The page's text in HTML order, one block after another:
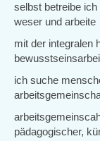
selbst betreibe
weser und arbeite
mit der integralen
ich suche
pädagogischer,